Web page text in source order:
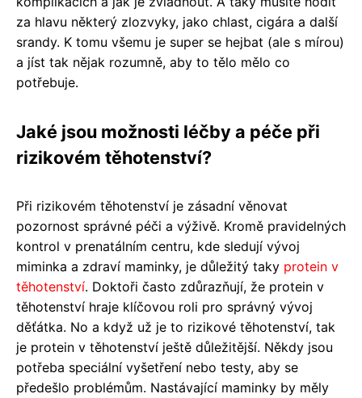
za hlavu některý zlozvyky, jako chlast, cigára a další
srandy. K tomu všemu je super se hejbat (ale s mírou)
a jíst tak nějak rozumně, aby to tělo mělo co
potřebuje.
Jaké jsou možnosti léčby a péče při
rizikovém těhotenství?
Při rizikovém těhotenství je zásadní věnovat
pozornost správné péči a výživě. Kromě pravidelných
kontrol v prenatálním centru, kde sledují vývoj
miminka a zdraví maminky, je důležitý taky protein v
těhotenství. Doktoři často zdůrazňují, že protein v
těhotenství hraje klíčovou roli pro správný vývoj
děťátka. No a když už je to rizikové těhotenství, tak
je protein v těhotenství ještě důležitější. Někdy jsou
potřeba speciální vyšetření nebo testy, aby se
předešlo problémům. Nastávající maminky by měly